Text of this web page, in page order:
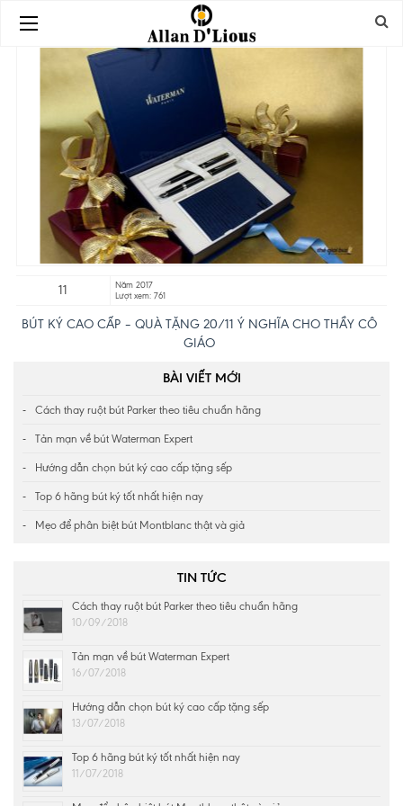
11
Năm 2017
Lượt xem: 761
BÚT KÝ CAO CẤP – QUÀ TẶNG 20/11 Ý NGHĨA CHO THẦY CÔ
GIÁO
BÀI VIẾT MỚI
Cách thay ruột bút Parker theo tiêu chuẩn hãng
Tản mạn về bút Waterman Expert
Hướng dẫn chọn bút ký cao cấp tặng sếp
Top 6 hãng bút ký tốt nhất hiện nay
Mẹo để phân biệt bút Montblanc thật và giả
TIN TỨC
Cách thay ruột bút Parker theo tiêu chuẩn hãng
10/09/2018
Tản mạn về bút Waterman Expert
16/07/2018
Hướng dẫn chọn bút ký cao cấp tặng sếp
13/07/2018
Top 6 hãng bút ký tốt nhất hiện nay
11/07/2018